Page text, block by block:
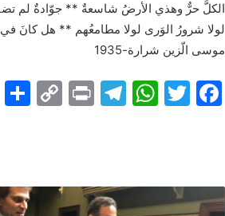
الكلُّ حرٌّ وهذي الأرضُ شاسعةٌ ** جوّادةٌ لم
لولا شرورُ الوَرى لولا مطامعُهم ** هل كانَ في
موسى الّزين شرارة-1935
F
b
T
W
A
T
a
Pr
C
Li